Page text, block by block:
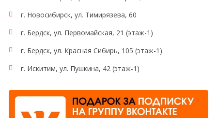
г. Новосибирск, ул. Тимирязева, 60
г. Бердск, ул. Первомайская, 21 (этаж-1)
г. Бердск, ул. Красная Сибирь, 105 (этаж-1)
г. Искитим, ул. Пушкина, 42 (этаж-1)